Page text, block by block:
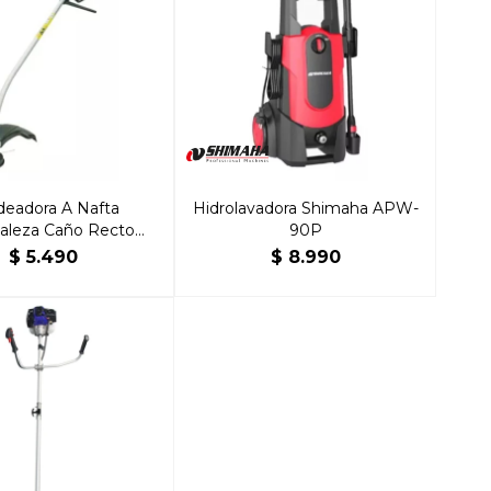
A Nafta
Caño Recto
26cc
$ 5.490
Hidrolavadora Shimaha APW-
90P
$ 8.990